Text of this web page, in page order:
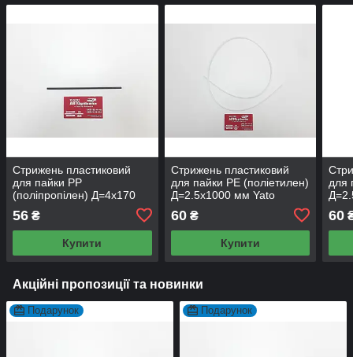
Стрижень пластиковий
для пайки PP
(поліпропілен) Д=4х170
56 ₴
Купити
Стрижень пластиковий
для пайки PE (поліетилен)
Д=2.5х1000 мм Yato
60₴
Купити
для
60
Акційні пропозиції та новинки
Подарунок Подарунок